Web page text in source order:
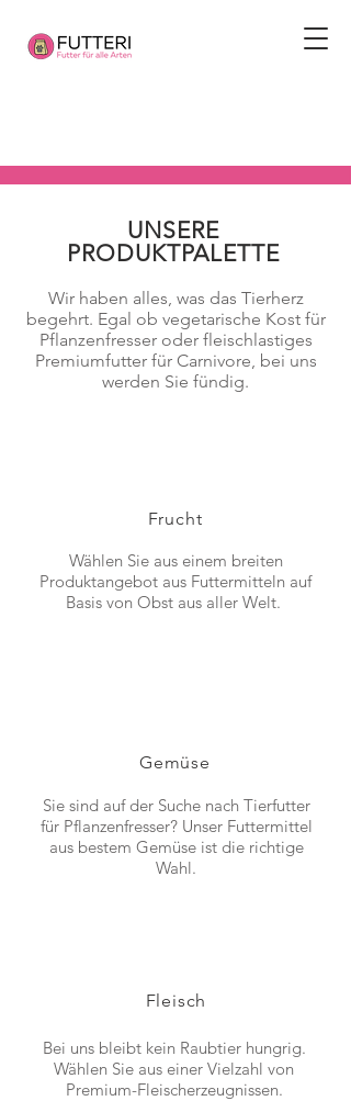
UNSERE
PRODUKTPALETTE
Wir haben alles, was das Tierherz
begehrt. Egal ob vegetarische Kost für
Pflanzenfresser oder fleischlastiges
Premiumfutter für Carnivore, bei uns
werden Sie fündig.
Frucht
Wählen Sie aus einem breiten
Produktangebot aus Futtermitteln auf
Basis von Obst aus aller Welt.
Gemüse
Sie sind auf der Suche nach Tierfutter
für Pflanzenfresser? Unser Futtermittel
aus bestem Gemüse ist die richtige
Wahl.
Fleisch
Bei uns bleibt kein Raubtier hungrig.
Wählen Sie aus einer Vielzahl von
Premium-Fleischerzeugnissen.